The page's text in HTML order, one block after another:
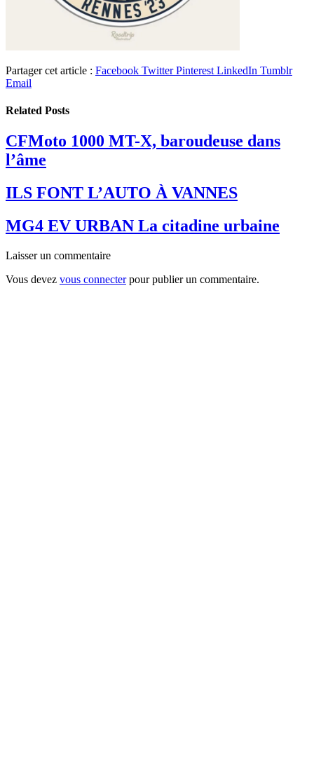
Partager cet article : Facebook Twitter Pinterest LinkedIn Tumblr
Email
Related Posts
CFMoto 1000 MT-X, baroudeuse dans
l’âme
ILS FONT L’AUTO À VANNES
MG4 EV URBAN La citadine urbaine
Laisser un commentaire
Vous devez vous connecterpour publier un commentaire.